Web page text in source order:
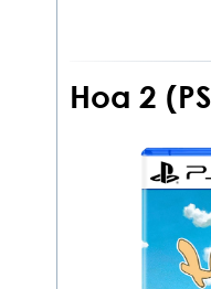
Hoa 2